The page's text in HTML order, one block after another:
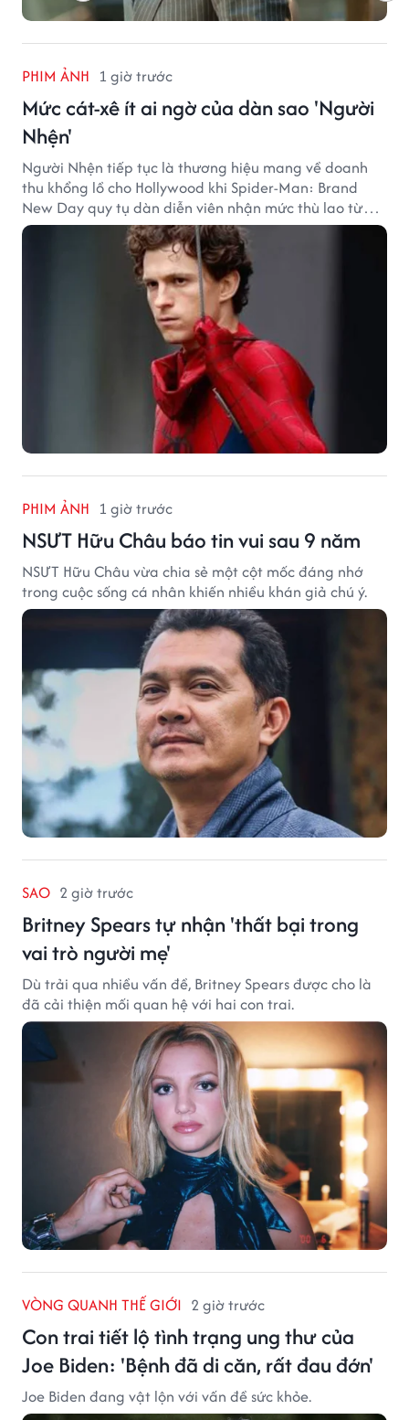
PHIM ẢNH 1 giờ trước
Mức cát-xê ít ai ngờ của dàn sao 'Người
Nhện'
Người Nhện tiếp tục là thương hiệu mang về doanh
thu khổng lồ cho Hollywood khi Spider-Man: Brand
New Day quy tụ dàn diễn viên nhận mức thù lao từ
hàng chục đến hàng trăm tỷ đồng. Thành công phòng
vé của bộ phim cũng giúp nhiều ngôi sao sở hữu khoản
thu nhập đáng mơ ước.
PHIM ẢNH 1 giờ trước
NSƯT Hữu Châu báo tin vui sau 9 năm
NSƯT Hữu Châu vừa chia sẻ một cột mốc đáng nhớ
trong cuộc sống cá nhân khiến nhiều khán giả chú ý.
SAO 2 giờ trước
Britney Spears tự nhận 'thất bại trong
vai trò người mẹ'
Dù trải qua nhiều vấn đề, Britney Spears được cho là
đã cải thiện mối quan hệ với hai con trai.
VÒNG QUANH THẾ GIỚI 2 giờ trước
Con trai tiết lộ tình trạng ung thư của
Joe Biden: 'Bệnh đã di căn, rất đau đớn'
Joe Biden đang vật lộn với vấn đề sức khỏe.